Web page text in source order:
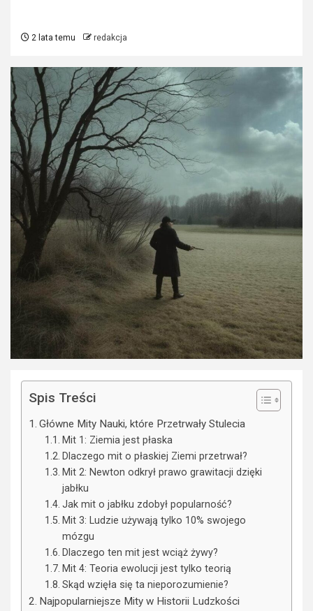
2 lata temu redakcja
Spis Treści
Główne Mity Nauki, które Przetrwały Stulecia
Mit 1: Ziemia jest płaska
Dlaczego mit o płaskiej Ziemi przetrwał?
Mit 2: Newton odkrył prawo grawitacji dzięki
jabłku
Jak mit o jabłku zdobył popularność?
Mit 3: Ludzie używają tylko 10% swojego
mózgu
Dlaczego ten mit jest wciąż żywy?
Mit 4: Teoria ewolucji jest tylko teorią
Skąd wzięła się ta nieporozumienie?
Najpopularniejsze Mity w Historii Ludzkości